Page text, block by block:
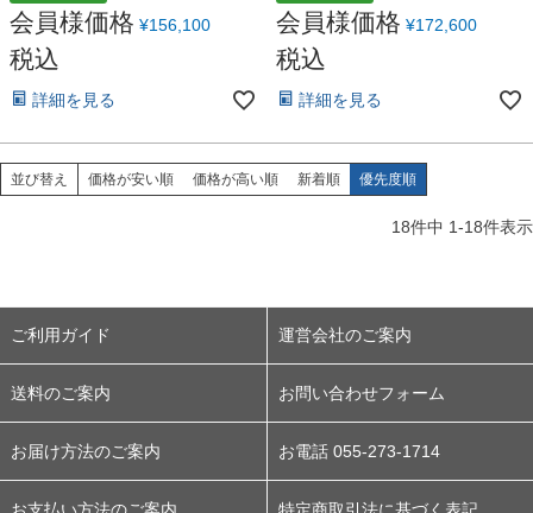
会員様価格 ¥156,100
税込
詳細を見る
会員様価格 ¥172,600
税込
詳細を見る
並び替え 価格が安い順 価格が高い順 新着順 優先度順
18件中 1-18件表示
ご利用ガイド 運営会社のご案内
送料のご案内 お問い合わせフォーム
お届け方法のご案内 お電話 055-273-1714
お支払い方法のご案内 特定商取引法に基づく表記